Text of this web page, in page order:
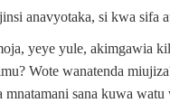
anavyotaka, si kwa sifa
yeye yule, akimgawia
Wote wanatenda
sana kuwa watu